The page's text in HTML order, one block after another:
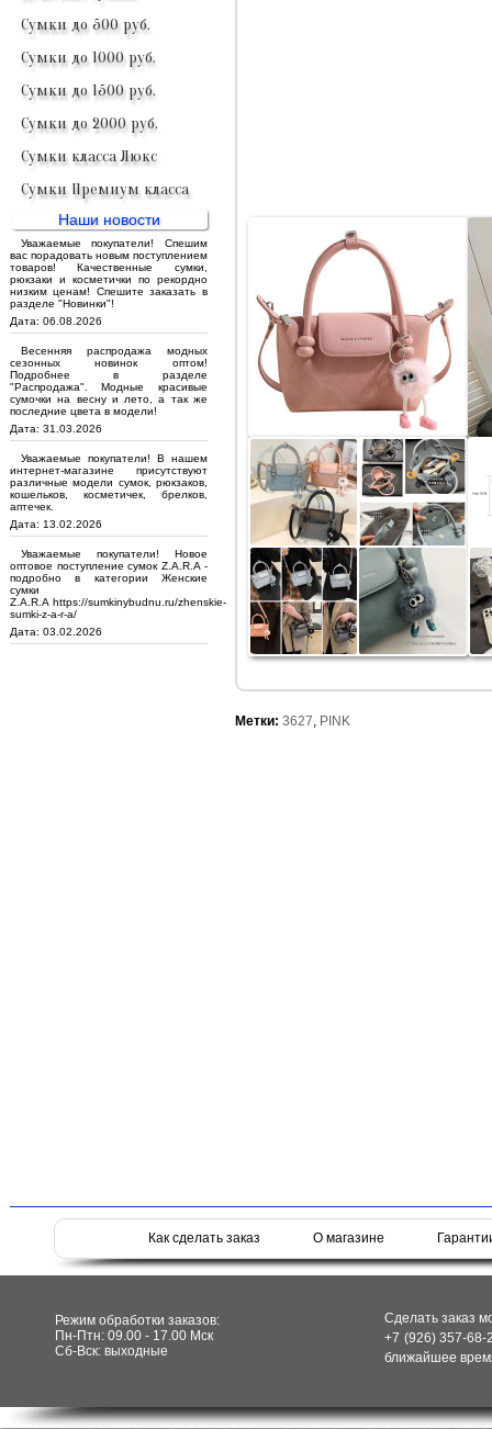
Сумки до 500 руб.
Сумки до 1000 руб.
Сумки до 1500 руб.
Сумки до 2000 руб.
Сумки класса Люкс
Сумки Премиум класса
Наши новости
Уважаемые покупатели! Спешим
вас порадовать новым поступлением
товаров! Качественные сумки,
рюкзаки и косметички по рекордно
низким ценам! Спешите заказать в
разделе "Новинки"!
Дата: 06.08.2026
Весенняя распродажа модных
сезонных новинок оптом!
Подробнее в разделе
"Распродажа". Модные красивые
сумочки на весну и лето, а так же
последние цвета в модели!
Дата: 31.03.2026
Уважаемые покупатели! В нашем
интернет-магазине присутствуют
различные модели сумок, рюкзаков,
кошельков, косметичек, брелков,
аптечек.
Дата: 13.02.2026
Уважаемые покупатели! Новое
оптовое поступление сумок Z.A.R.A -
подробно в категории Женские
сумки
Z.A.R.A https://sumkinybudnu.ru/zhenskie-
sumki-z-a-r-a/
Дата: 03.02.2026
Метки: 3627 PINK
Как сделать заказ О магазине
Режим обработки заказов:
Пн-Птн: 09.00 - 17.00 Мск
Сб-Вск: выходные
Сделать заказ
+7 (926) 357-
ближайшее